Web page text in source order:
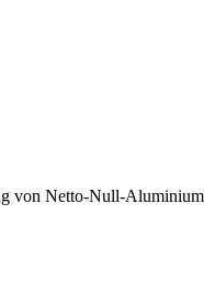
Netto-Null-